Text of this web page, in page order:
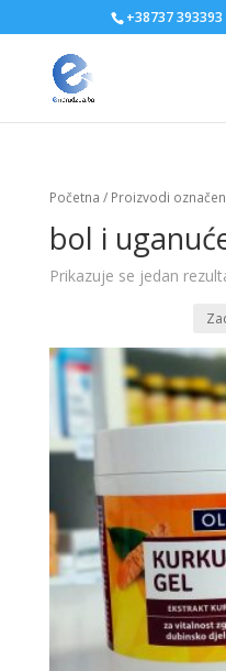
+38737 393393
Početna / Proizvodi
bol i
Prikazuje se jedan